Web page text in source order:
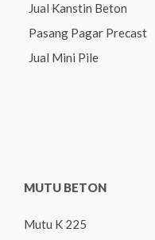
Jual Kanstin Beton
Pasang Pagar Precast
Jual Mini Pile
MUTU BETON
Mutu K 225